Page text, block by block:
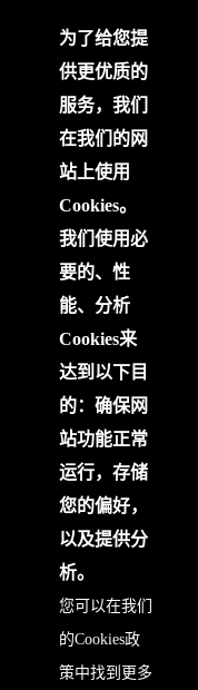
为了给您提
供更优质的
服务，我们
在我们的网
站上使用
Cookies。
我们使用必
要的、性
能、分析
Cookies来
达到以下目
的：确保网
站功能正常
运行，存储
您的偏好，
以及提供分
析。
您可以在我们
的Cookies政
策中找到更多